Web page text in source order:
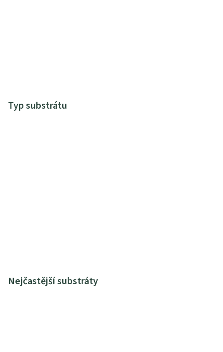
Typ substrátu
Nejčastější substráty